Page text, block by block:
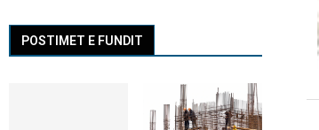
POSTIMET E FUNDIT